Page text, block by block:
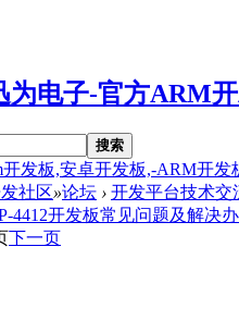
搜索
开发板,安卓开发板,-ARM开
社区»论坛 › 开发平台技术交
4412开发板常见问题及解决
下一页